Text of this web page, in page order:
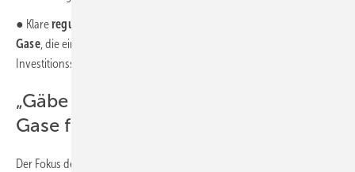
● Klareregulatorische Rahmenbedingungen für klimafreundliche
Gase, die einen schnellen Hochlauf ermöglichen und
Investitionssicherheit für Investoren schaffen.
„Gäbe es genügend klimafreundliche
Gase für Deutschland…“
Der Fokus der Analyse ist die Frage: „Gäbe es genügend